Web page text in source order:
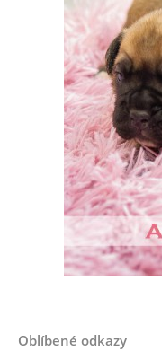
Oblíbené odkazy